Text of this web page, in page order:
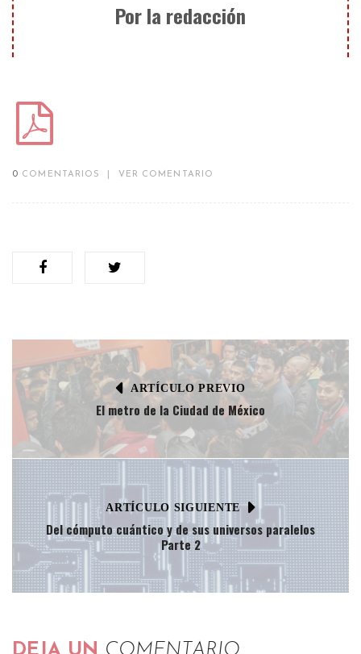
Por la redacción
0 COMENTARIOS VER COMENTARIO
ARTÍCULO PREVIO
El metro de la Ciudad de México
ARTÍCULO SIGUIENTE
Del cómputo cuántico y de sus universos paralelos
Parte 2